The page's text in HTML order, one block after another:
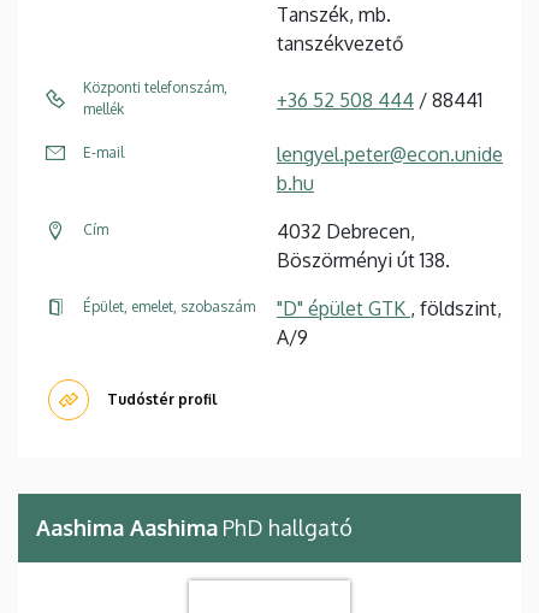
Tanszék, mb.
tanszékvezető
Központi telefonszám,
mellék
+36 52 508 444 / 88441
E-mail
lengyel.peter@econ.unide
b.hu
Cím
4032 Debrecen,
Böszörményi út 138.
Épület, emelet, szobaszám "D" épület GTK , földszint,
A/9
Tudóstér profil
Aashima Aashima PhD hallgató